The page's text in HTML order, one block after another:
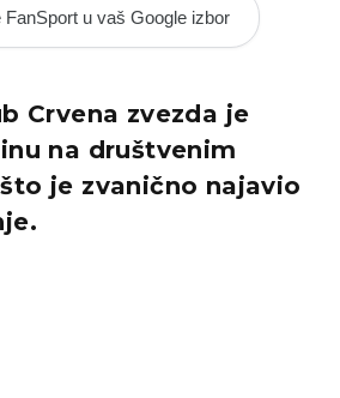
FanSport u vaš Google izbor
Crvena zvezda je
na društvenim
je zvanično najavio